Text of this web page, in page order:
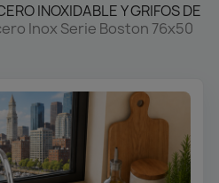
INOXIDABLE Y GRIFOS DE
Inox Serie Boston 76x50